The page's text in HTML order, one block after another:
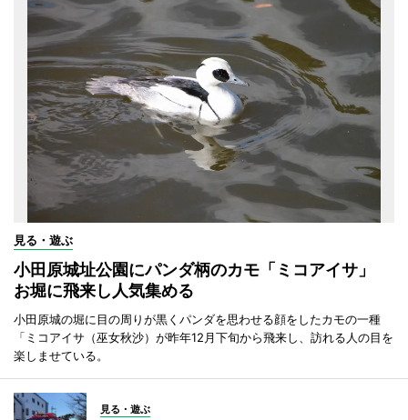
見る・遊ぶ
小田原城址公園にパンダ柄のカモ「ミコアイサ」
お堀に飛来し人気集める
小田原城の堀に目の周りが黒くパンダを思わせる顔をしたカモの一種
「ミコアイサ（巫女秋沙）が昨年12月下旬から飛来し、訪れる人の目を
楽しませている。
見る・遊ぶ